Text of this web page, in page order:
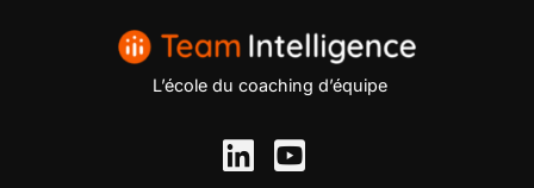
L’école du coaching d’équipe